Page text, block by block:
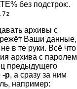
без подстрок:.
архивы с
Ваши данные,
в те руки. Всё что
архива с паролем
предыдущего
-p, а сразу за ним
например: